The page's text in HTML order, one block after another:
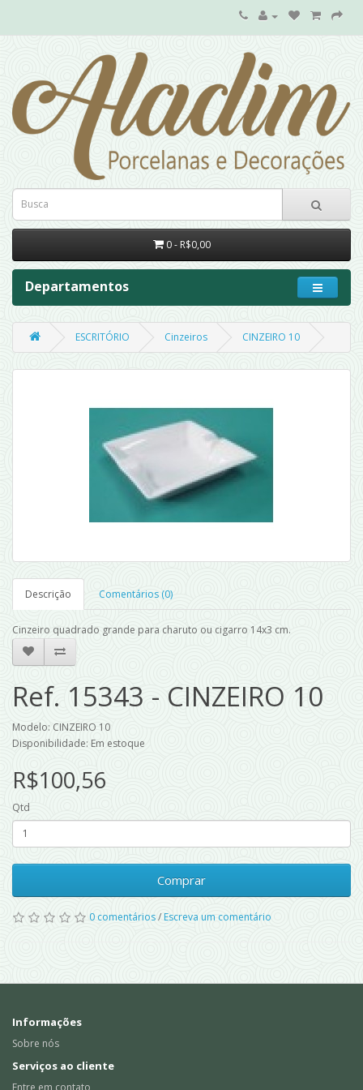
0 - R$0,00
Departamentos
ESCRITÓRIO Cinzeiros CINZEIRO 10
Descrição Comentários (0)
Cinzeiro quadrado grande para charuto ou cigarro 14x3 cm.
Ref. 15343 - CINZEIRO 10
Modelo: CINZEIRO 10
Disponibilidade: Em estoque
R$100,56
Qtd
Comprar
0 comentários/Escreva um comentário
Informações
Sobre nós
Serviços ao cliente
Entre em contato